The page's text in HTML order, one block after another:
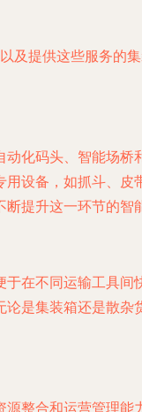
及提供这些服务的
化码头、智能场
设备，如抓斗、
提升这一环节的智
在不同运输工具
是集装箱还是散
整合和运营管理